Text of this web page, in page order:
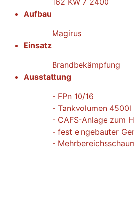
162 KW 7 2400
Aufbau
Magirus
Einsatz
Brandbekämpfung
Ausstattung
- FPn 10/16
- Tankvolumen 4500l
- CAFS-Anlage zum
- fest eingebauter
-